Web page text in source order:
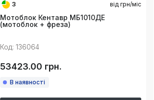
3 відгрн/міс
Мотоблок Кентавр МБ1010ДЕ
(мотоблок + фреза)
Код: 136064
53423.00 грн.
В наявності